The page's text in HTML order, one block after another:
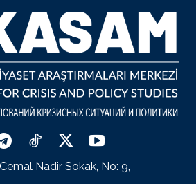
Nadir Sokak, No: 9,